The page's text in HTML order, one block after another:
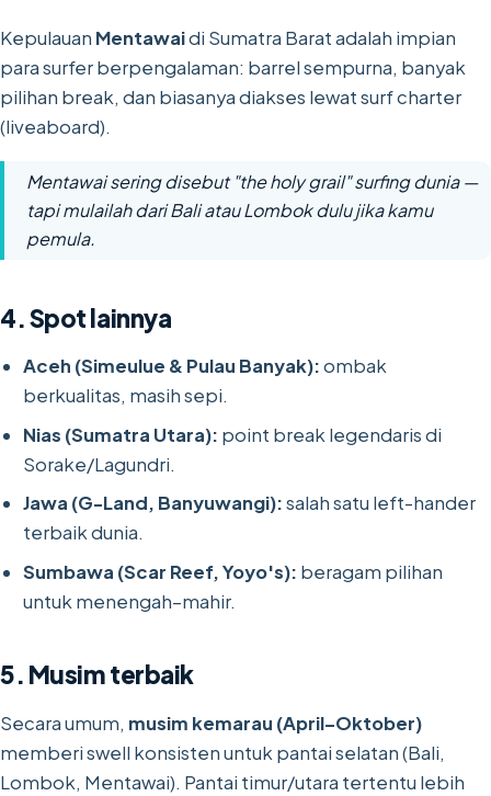
Kepulauan Mentawaidi Sumatra Barat adalah impian
para surfer berpengalaman: barrel sempurna, banyak
pilihan break, dan biasanya diakses lewat surf charter
(liveaboard).
Mentawai sering disebut "the holy grail" surfing dunia —
tapi mulailah dari Bali atau Lombok dulu jika kamu
pemula.
4. Spot lainnya
Aceh (Simeulue & Pulau Banyak):ombak
berkualitas, masih sepi.
Nias (Sumatra Utara): point break legendaris di
Sorake/Lagundri.
Jawa (G-Land, Banyuwangi):salah satu left-hander
terbaik dunia.
Sumbawa (Scar Reef, Yoyo's): beragam pilihan
untuk menengah–mahir.
5. Musim terbaik
Secara umum, musim kemarau (April–Oktober)
memberi swell konsisten untuk pantai selatan (Bali,
Lombok, Mentawai). Pantai timur/utara tertentu lebih